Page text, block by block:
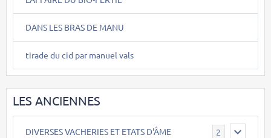
DANS LES BRAS DE MANU
tirade du cid par manuel vals
LES ANCIENNES
DIVERSES VACHERIES ET ETATS D'ÂME 2